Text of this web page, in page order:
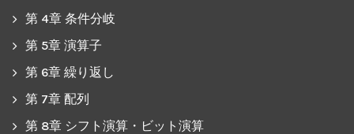
第 4章 条件分岐
第 5章 演算子
第 6章 繰り返し
第 7章 配列
第 8章 シフト演算・ビット演算